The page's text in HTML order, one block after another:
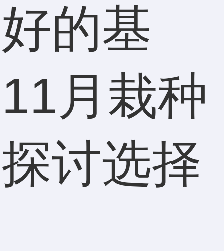
的基
月栽种
讨选择